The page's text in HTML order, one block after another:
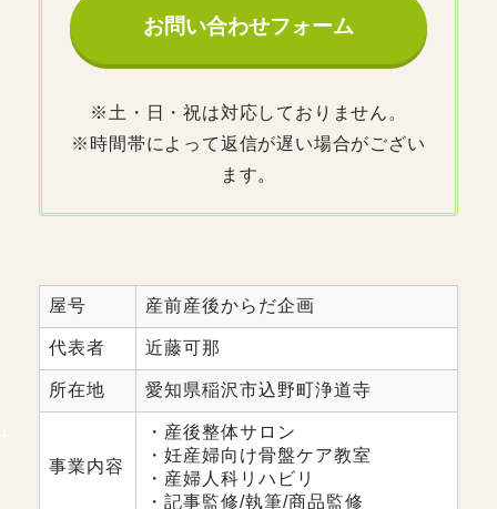
お問い合わせフォーム
※土・日・祝は対応しておりません。
※時間帯によって返信が遅い場合がござい
ます。
屋号 産前産後からだ企画
代表者 近藤可那
所在地 愛知県稲沢市込野町浄道寺
事業内容
・産後整体サロン
・妊産婦向け骨盤ケア教室
・産婦人科リハビリ
・記事監修/執筆/商品監修